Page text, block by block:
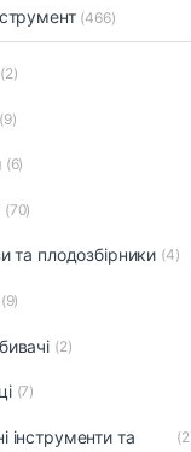
(466)
(2)
(9)
(6)
(70)
та плодозбірники (4)
(9)
(2)
(7)
інструменти та